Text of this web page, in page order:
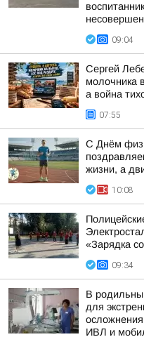
09:04
Сергей
молочника
а война
07:55
С Днём
жизни, а
10:08
«Зарядка
09:34
В
для
ИВЛ и